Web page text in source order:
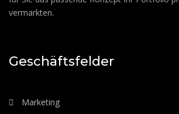
vermarkten.
Geschäftsfelder
Marketing